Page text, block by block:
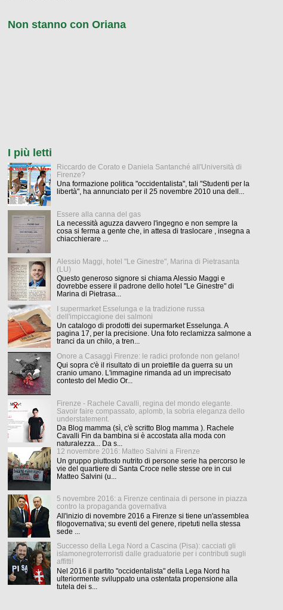
Non stanno con Oriana
I più letti
Riccardo de Corato e Daniela Santanché all'Università di
Firenze?
Una formazione politica "occidentalista", tali "Studenti per la
libertà", ha annunciato per il 25 novembre 2010 una dell...
Essere alla canna del gas
La necessità aguzza davvero l'ingegno e non sempre la
cosa si ferma a gente che, in attesa di traslocare , insegna a
chiacchierare ...
Alessio Maggi, hotel "Le Ginestre", Marina di Pietrasanta
(LU)
Questo generoso signore si chiama Alessio Maggi e
dovrebbe essere il padrone dello hotel "Le Ginestre" di
Marina di Pietrasa...
I supermarket Esselunga e la tradizione russa
dell'impiccagione dei salmoni
Un catalogo di prodotti dei supermarket Esselunga. A
pagina 17, per la precisione. Una foto reclamizza salmone a
tranci da un chilo, a tren...
Onore a Casaggì Firenze: le radici profonde non gelano!
Qui sopra c'è il risultato di un proiettile da guerra su un
cranio umano. L'immagine rimanda ad un imprecisato
contesto del Medio Or...
Firenze - Rachele Cavalli, regina del mondo elegante.
Savoir faire compassato, aplomb, la sobria eleganza dello
understatement.
Da Blog mamma (sì, c'è scritto Blog mamma ). Rachele
Cavalli Fin da bambina si è accostata alla moda con
naturalezza... Da s...
12 novembre 2016: Matteo Salvini a Firenze
Un gruppo piuttosto nutrito di persone serie ha percorso le
vie del quartiere di Santa Croce nelle stesse ore in cui
Matteo Salvini (u...
5 novembre 2016: a Firenze centinaia di persone in piazza
contro la propaganda governativa
All'inizio di novembre 2016 a Firenze si tiene un'assemblea
filogovernativa; su eventi del genere, ripetuti nella stessa
sede ...
Successo della Lega Nord a Cascina (Pisa): cacciati gli
islamonegroterroristi dalle graduatorie per i contributi sugli
affitti!
Nel 2016 il partito "occidentalista" della Lega Nord ha
ulteriormente sviluppato una ostentata propensione alla
tutela dei s...